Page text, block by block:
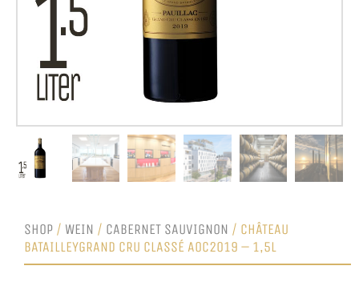
SHOP / WEIN / CABERNET SAUVIGNON / CHÂTEAU
BATAILLEYGRAND CRU CLASSÉ AOC2019 – 1,5L